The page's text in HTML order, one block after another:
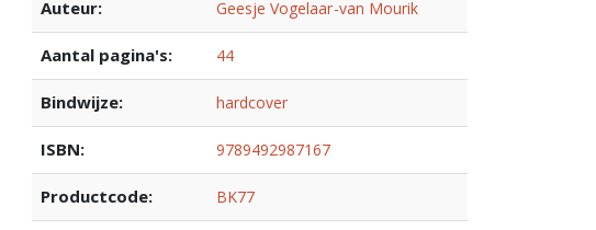
Auteur: Geesje Vogelaar-van Mourik
Aantal pagina's: 44
Bindwijze: hardcover
ISBN: 9789492987167
Productcode: BK77